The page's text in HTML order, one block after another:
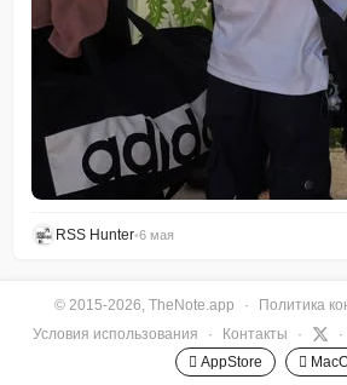
RSS Hunter•6 мая
© 2015-2026, TheNote.app · Политика
Условия использования
· Контакты · ·
 AppStore
